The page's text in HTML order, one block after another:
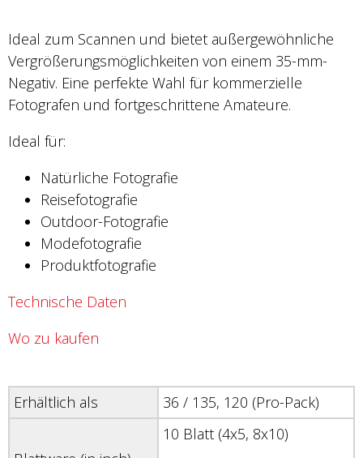
Ideal zum Scannen und bietet außergewöhnliche
Vergrößerungsmöglichkeiten von einem 35-mm-
Negativ. Eine perfekte Wahl für kommerzielle
Fotografen und fortgeschrittene Amateure.
Ideal für:
Natürliche Fotografie
Reisefotografie
Outdoor-Fotografie
Modefotografie
Produktfotografie
Technische Daten
Wo zu kaufen
Erhältlich als 36 / 135, 120 (Pro-Pack)
10 Blatt (4x5, 8x10)